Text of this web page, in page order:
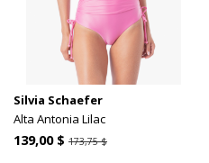
Silvia Schaefer
Alta Antonia Lilac
139,00 $ 173,75 $